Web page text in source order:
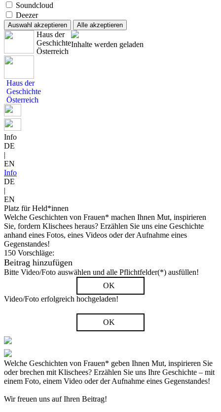
Soundcloud
Deezer
Auswahl akzeptieren Alle akzeptieren
Haus der
Geschichte
Österreich
Inhalte werden geladen
Haus der
Geschichte
Österreich
Info
DE
|
EN
Info
DE
|
EN
Platz für Held*innen
Welche Geschichten von Frauen* machen Ihnen Mut, inspirieren
Sie, fordern Klischees heraus? Erzählen Sie uns eine Geschichte
anhand eines Fotos, eines Videos oder der Aufnahme eines
Gegenstandes!
150 Vorschläge:
Beitrag hinzufügen
Bitte Video/Foto auswählen und alle Pflichtfelder(*) ausfüllen!
OK
Video/Foto erfolgreich hochgeladen!
OK
Welche Geschichten von Frauen* geben Ihnen Mut, inspirieren Sie
oder brechen mit Klischees? Erzählen Sie uns Ihre Geschichte – mit
einem Foto, einem Video oder der Aufnahme eines Gegenstandes!
Wir freuen uns auf Ihren Beitrag!